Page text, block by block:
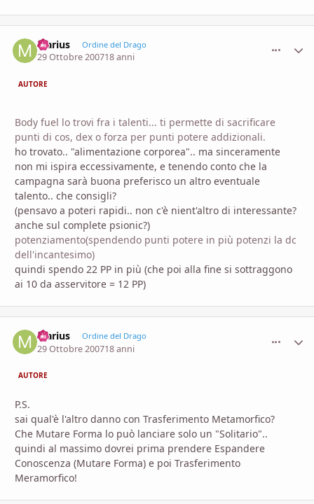
Marius Ordine del Drago
29 Ottobre 200718 anni
AUTORE
Body fuel lo trovi fra i talenti... ti permette di sacrificare
punti di cos, dex o forza per punti potere addizionali.
ho trovato.. "alimentazione corporea".. ma sinceramente
non mi ispira eccessivamente, e tenendo conto che la
campagna sarà buona preferisco un altro eventuale
talento.. che consigli?
(pensavo a poteri rapidi.. non c'è nient'altro di interessante?
anche sul complete psionic?)
potenziamento(spendendo punti potere in più potenzi la dc
dell'incantesimo)
quindi spendo 22 PP in più (che poi alla fine si sottraggono
ai 10 da asservitore = 12 PP)
Marius Ordine del Drago
29 Ottobre 200718 anni
AUTORE
P.S.
sai qual'è l'altro danno con Trasferimento Metamorfico?
Che Mutare Forma lo può lanciare solo un "Solitario"..
quindi al massimo dovrei prima prendere Espandere
Conoscenza (Mutare Forma) e poi Trasferimento
Meramorfico!